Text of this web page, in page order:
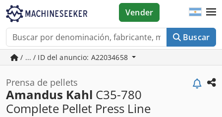
Buscar
Vender
/ ... / ID del anuncio: A22034658
Prensa de pellets
Amandus Kahl C35-780
Complete Pellet Press Line